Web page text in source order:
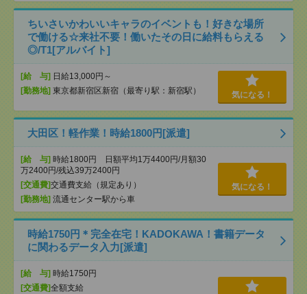
ちいさいかわいいキャラのイベントも！好きな場所
で働ける☆来社不要！働いたその日に給料もらえる
◎/T1[アルバイト]
[給 与] 日給13,000円～
[勤務地] 東京都新宿区新宿（最寄り駅：新宿駅） 気になる！
大田区！軽作業！時給1800円[派遣]
[給 与] 時給1800円 日額平均1万4400円/月額30
万2400円/残込39万2400円
[交通費]交通費支給（規定あり）
[勤務地] 流通センター駅から車
気になる！
時給1750円＊完全在宅！KADOKAWA！書籍データ
に関わるデータ入力[派遣]
[給 与] 時給1750円
[交通費]全額支給